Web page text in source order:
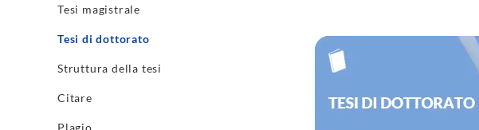
Tesi magistrale
Tesi di dottorato
Struttura della tesi
Citare
Plagio